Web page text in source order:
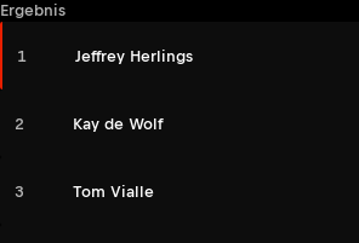
Ergebnis
1 Jeffrey Herlings
2 Kay de Wolf
3 Tom Vialle